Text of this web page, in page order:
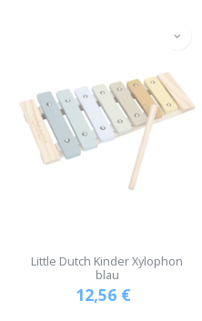
Little Dutch Kinder Xylophon
blau
12,56 €